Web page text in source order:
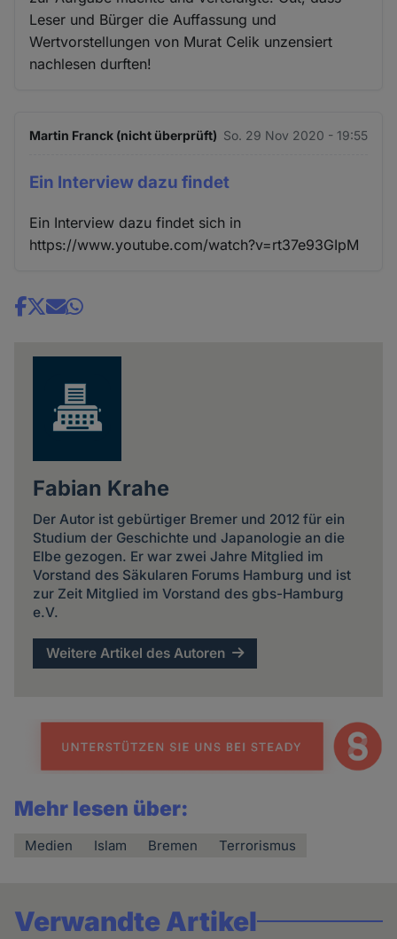
Leser und Bürger die Auffassung und
Wertvorstellungen von Murat Celik unzensiert
nachlesen durften!
Martin Franck (nicht überprüft) So. 29 Nov 2020 - 19:55
Ein Interview dazu findet
Ein Interview dazu findet sich in
https://www.youtube.com/watch?v=rt37e93GIpM
Share
Fabian Krahe
Der Autor ist gebürtiger Bremer und 2012 für ein
Studium der Geschichte und Japanologie an die
Elbe gezogen. Er war zwei Jahre Mitglied im
Vorstand des Säkularen Forums Hamburg und ist
zur Zeit Mitglied im Vorstand des gbs-Hamburg
e.V.
Weitere Artikel des Autoren
Mehr lesen über:
Medien Islam Bremen Terrorismus
Verwandte Artikel